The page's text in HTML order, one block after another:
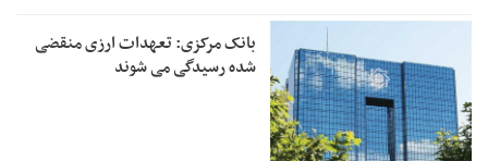
بانک مرکزی: تعهدات ارزی منقضی
شده رسیدگی می شوند